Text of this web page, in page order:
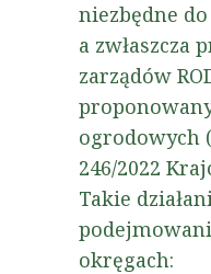
niezbędne
a zwłaszcza
zarządów
ogrodowych
246/2022
Takie
okręgach: